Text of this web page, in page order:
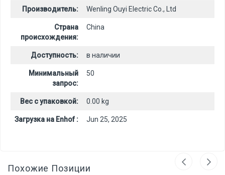
Производитель: Wenling Ouyi Electric Co., Ltd
Страна
происхождения:
China
Доступность: в наличии
Минимальный
запрос:
50
Вес с упаковкой: 0.00 kg
Загрузка на Enhof : Jun 25, 2025
Похожие Позиции